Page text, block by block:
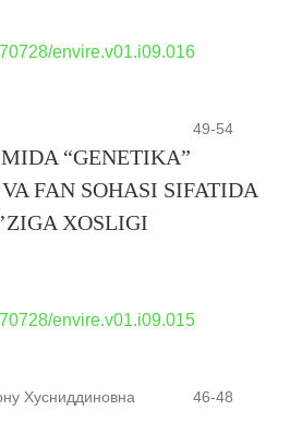
envire.v01.i09.016
49-54
“GENETIKA”
FAN SOHASI SIFATIDA
XOSLIGI
envire.v01.i09.015
Хусниддиновна
46-48